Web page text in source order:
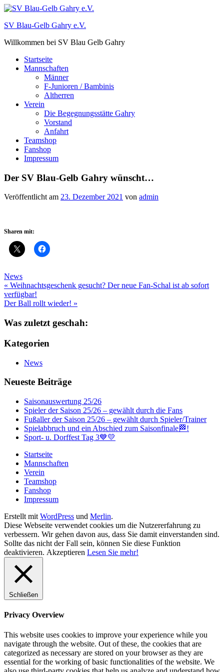
Zum
springen
SV Blau-Gelb Gahry e.V.
Willkommen bei SV Blau Gelb Gahry
Startseite
Mannschaften
Männer
F-Junioren / Bambinis
Altherren
Verein
Die Begegnungsstätte Gahry
Vorstand
Anfahrt
Teamshop
Fanshop
Impressum
Der SV Blau-Gelb Gahry wünscht…
Veröffentlicht am 23. Dezember 2021 von admin
Sharen mit:
News
Beitragsnavigation
« Weihnachtsgeschenk gesucht? Der neue Fan-Schal ist ab sofort
verfügbar!
Der Ball rollt wieder! »
Was zuletzt geschah:
Kategorien
News
Neueste Beiträge
Saisonauswertung 25/26
Spieler der Saison 25/26 – gewählt durch die Fans
Fußaller der Saison 25/26 – gewählt durch Spieler/Trainer
Spielabbruch und ein Abschied zum Saisonfinale🏁!
Sport- u. Dorffest Tag 3💙💛
Startseite
Mannschaften
Verein
Teamshop
Fanshop
Impressum
Erstellt mit WordPress und Merlin.
Diese Webseite verwendet cookies um die Nutzererfahrung zu
verbessern. Wir gehen davon aus, dass Sie damit einverstanden sind.
Sollte das nicht der Fall sein, können Sie diese Funktion
deaktivieren. Akzeptieren Lesen Sie mehr!
Schließen
Privacy Overview
This website uses cookies to improve your experience while you
navigate through the website. Out of these, the cookies that are
categorized as necessary are stored on your browser as they are
essential for the working of basic functionalities of the website. We